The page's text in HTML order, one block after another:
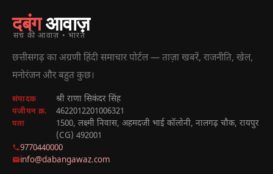
दबंगआवाज़
सच की आवाज़ • भारत
छत्तीसगढ़ का अग्रणी हिंदी समाचार पोर्टल — ताज़ा खबरें, राजनीति, खेल,
मनोरंजन और बहुत कुछ।
संपादक श्री राणा सिकंदर सिंह
पंजीयन क्र. 4622012201006321
पता
1500, लक्ष्मी निवास, अहमदजी भाई कॉलोनी, नालगढ़ चौक, रायपुर
(CG) 492001
9770440000
info@dabangawaz.com